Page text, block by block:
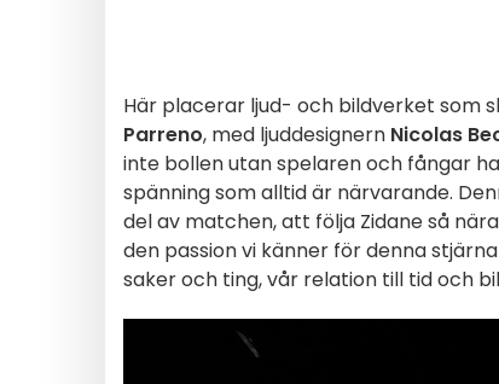
Här placerar ljud- och bildverket som
Parreno, med ljuddesignern Nicolas
inte bollen utan spelaren och fångar
spänning som alltid är närvarande.
del av matchen, att följa Zidane så
den passion vi känner för denna
saker och ting, vår relation till tid och